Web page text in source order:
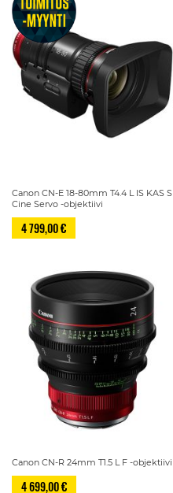
Canon CN-E 18-80mm T4.4 L IS KAS S
Cine Servo -objektiivi
4 799,00 €
Canon CN-R 24mm T1.5 L F -objektiivi
4 699,00 €